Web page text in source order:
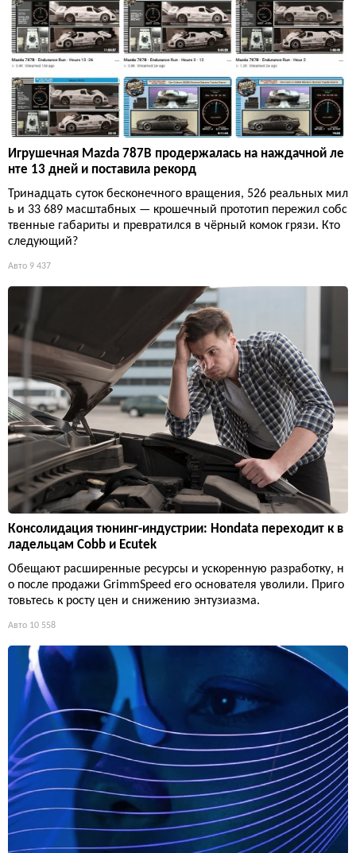
Игрушечная Mazda 787B продержалась на наждачной ле
нте 13 дней и поставила рекорд
Тринадцать суток бесконечного вращения, 526 реальных мил
ь и 33 689 масштабных — крошечный прототип пережил собс
твенные габариты и превратился в чёрный комок грязи. Кто
следующий?
Авто 9 437
Консолидация тюнинг-индустрии: Hondata переходит к в
ладельцам Cobb и Ecutek
Обещают расширенные ресурсы и ускоренную разработку, н
о после продажи GrimmSpeed его основателя уволили. Приго
товьтесь к росту цен и снижению энтузиазма.
Авто 10 558